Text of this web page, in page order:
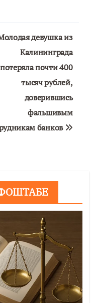
девушка из
Калининграда
потеряла почти 400
тысяч рублей,
доверившись
фальшивым
банков